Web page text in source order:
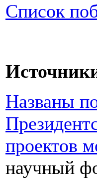
Список
Названы
проектов
научный